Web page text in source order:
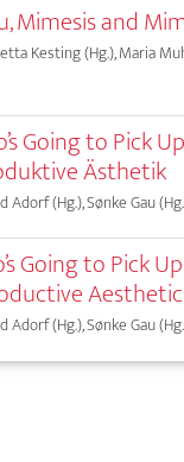
Mimesis and
Kesting (Hg.), Maria
Going to Pick
Ästhetik
Adorf (Hg.), Sønke Gau
Going to Pick
Adorf (Hg.), Sønke Gau